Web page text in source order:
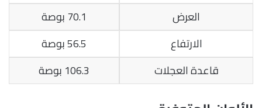
العرض
70.1 بوصة
الارتفاع
56.5 بوصة
قاعدة العجلات
106.3 بوصة